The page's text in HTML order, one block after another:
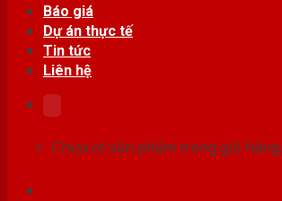
Báo giá
Dự án thực tế
Tin tức
Liên hệ
Chưa có sản phẩm trong giỏ hàng.